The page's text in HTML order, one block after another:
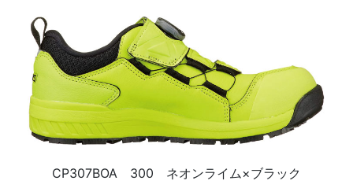
CP307BOA 300 ネオンライム×ブラック